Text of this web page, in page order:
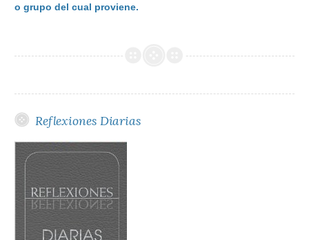
o grupo del cual proviene.
Reflexiones Diarias